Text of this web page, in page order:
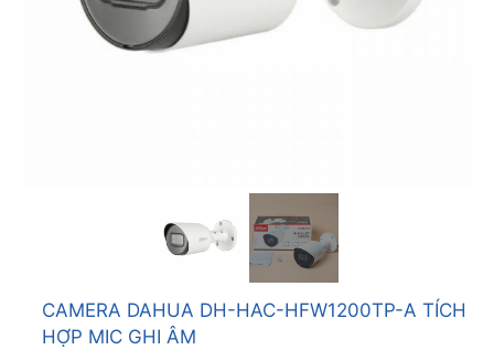
CAMERA DAHUA DH-HAC-HFW1200TP-A TÍCH
HỢP MIC GHI ÂM